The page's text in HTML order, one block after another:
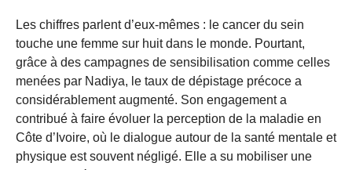
Les chiffres parlent d’eux-mêmes : le cancer du sein
touche une femme sur huit dans le monde. Pourtant,
grâce à des campagnes de sensibilisation comme celles
menées par Nadiya, le taux de dépistage précoce a
considérablement augmenté. Son engagement a
contribué à faire évoluer la perception de la maladie en
Côte d’Ivoire, où le dialogue autour de la santé mentale et
physique est souvent négligé. Elle a su mobiliser une